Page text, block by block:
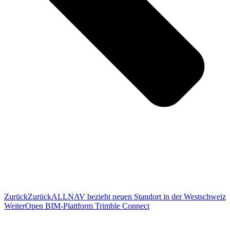
ZurückZurückALLNAV bezieht neuen Standort in der Westschweiz
WeiterOpen BIM-Plattform Trimble Connect